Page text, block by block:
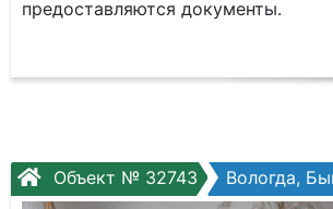
предоставляются документы.
Объект № 32743 Вологда,